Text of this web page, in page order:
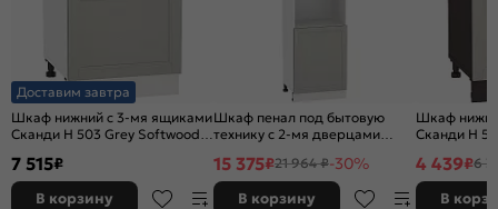
Доставим завтра
Шкаф нижний с 3-мя ящиками
Сканди Н 503 Grey Softwood-
7 515₽
В корзину
Шкаф пенал под бытовую
технику с 2-мя дверцами
шкафов высотой 920) Grey
Softwood-Белый
15 375₽21 964 ₽-30%
В корзину
Шкаф
Сканди Н
4 439₽6
В